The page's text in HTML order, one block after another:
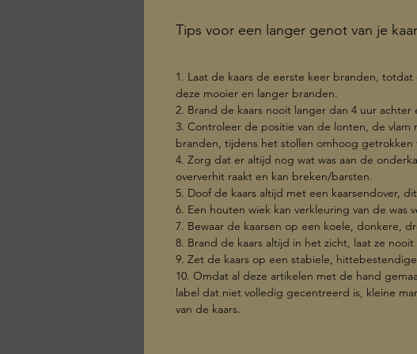
Tips voor een langer genot van je
1. Laat de kaars de eerste keer branden,
deze mooier en langer branden.
2. Brand de kaars nooit langer dan 4 uur
3. Controleer de positie van de lonten, de
branden, tijdens het stollen omhoog getrokken
4. Zorg dat er altijd nog wat was aan de
oververhit raakt en kan breken/barsten.
5. Doof de kaars altijd met een kaarsendover,
6. Een houten wiek kan verkleuring van de was
7. Bewaar de kaarsen op een koele, donkere,
8. Brand de kaars altijd in het zicht, laat ze
9. Zet de kaars op een stabiele,
10. Omdat al deze artikelen met de hand
label dat niet volledig gecentreerd is, kleine
van de kaars.